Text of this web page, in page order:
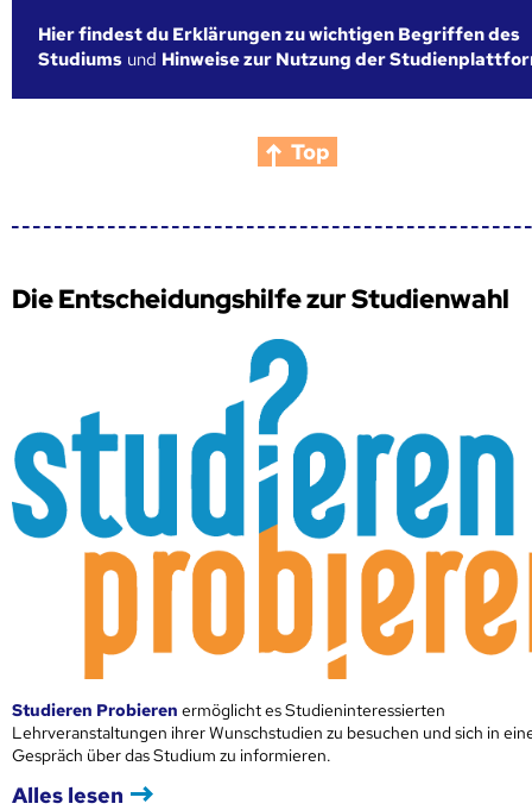
Hier findest du Erklärungen zu wichtigen Begriffen des
Studiums und Hinweise zur Nutzung der
Top
Die Entscheidungshilfe zur Studienwahl
Studieren Probieren ermöglicht es Studieninteressierten
Lehrveranstaltungen ihrer Wunschstudien zu besuchen und sich in
Gespräch über das Studium zu informieren.
Alles lesen